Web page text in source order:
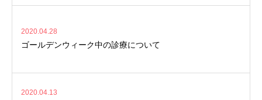
2020.04.28
ゴールデンウィーク中の診療について
2020.04.13